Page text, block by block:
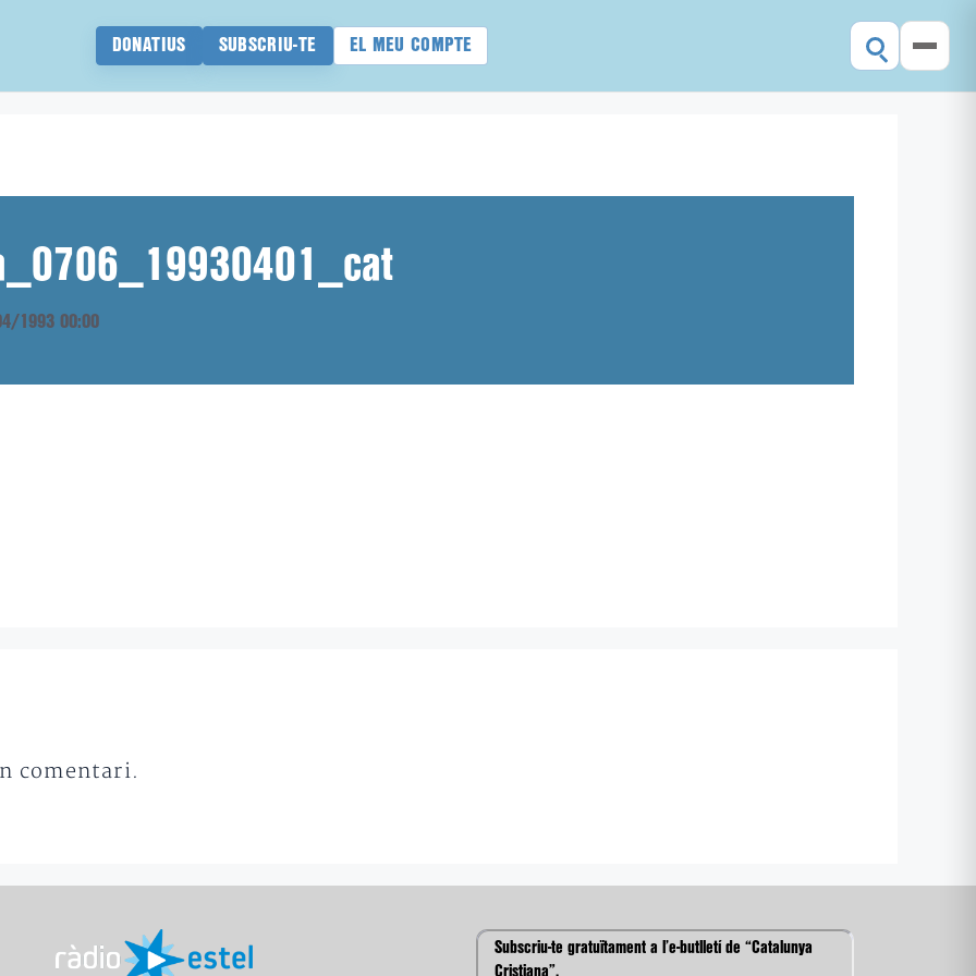
DONATIUS SUBSCRIU-TE EL MEU COMPTE
1993 00:00
comentari.
Subscriu-te gratuïtament a l’e-butlletí de “Catalunya
Cristiana”.